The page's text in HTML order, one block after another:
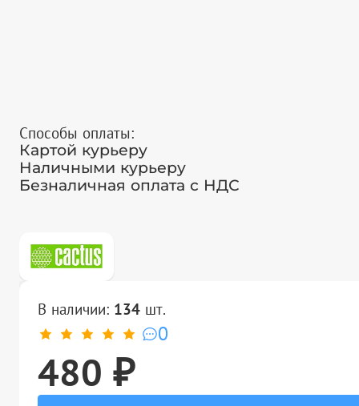
Способы оплаты:
Картой курьеру
Наличными курьеру
Безналичная оплата с НДС
В наличии: 134 шт.
0
480 ₽